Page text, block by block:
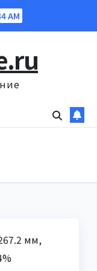
AM
мм,